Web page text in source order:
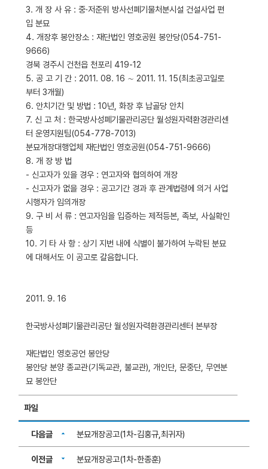
3. 개 장 사 유 : 중·저준위 방사선폐기물처분시설 건설사업 편
입 분묘
4. 개장후 봉안장소 : 재단법인 영호공원 봉안당(054-751-
9666)
경북 경주시 건천읍 천포리 419-12
5. 공 고 기 간 : 2011. 08. 16 ∼ 2011. 11. 15(최초공고일로
부터 3개월)
6. 안치기간 및 방법 : 10년, 화장 후 납골당 안치
7. 신 고 처 : 한국방사성폐기물관리공단 월성원자력환경관리센
터 운영지원팀(054-778-7013)
분묘개장대행업체 재단법인 영호공원(054-751-9666)
8. 개 장 방 법
- 신고자가 있을 경우 : 연고자와 협의하여 개장
- 신고자가 없을 경우 : 공고기간 경과 후 관계법령에 의거 사업
시행자가 임의개장
9. 구 비 서 류 : 연고자임을 입증하는 제적등본, 족보, 사실확인
등
10. 기 타 사 항 : 상기 지번 내에 식별이 불가하여 누락된 분묘
에 대해서도 이 공고로 갈음합니다.
2011. 9. 16
한국방사성폐기물관리공단 월성원자력환경관리센터 본부장
재단법인 영호공언 봉안당
봉안당 분양 종교관(기독교관, 불교관), 개인단, 문중단, 무연분
묘 봉안단
파일
다음글 분묘개장공고(1차-김홍규,최귀자)
이전글 분묘개장공고(1차-한종훈)